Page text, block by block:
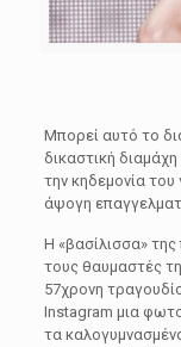
Μπορεί αυτό το
δικαστική
την κηδεμονία
άψογη
Η «βασίλισσα»
τους θαυμαστές
57χρονη
Instagram μια
τα